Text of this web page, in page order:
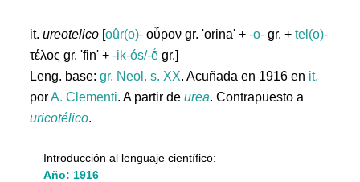
it.ureotelico [oûr(o)- οὖρον gr. 'orina' +-o- gr. +tel(o)-
τέλος gr. 'fin' +-ik-ós/-ḗ gr.]
Leng. base:gr. Neol. s. XX. Acuñada en 1916 en it.
porA. Clementi. A partir deurea. Contrapuesto a
uricotélico.
Introducción al lenguaje científico:
Año: 1916